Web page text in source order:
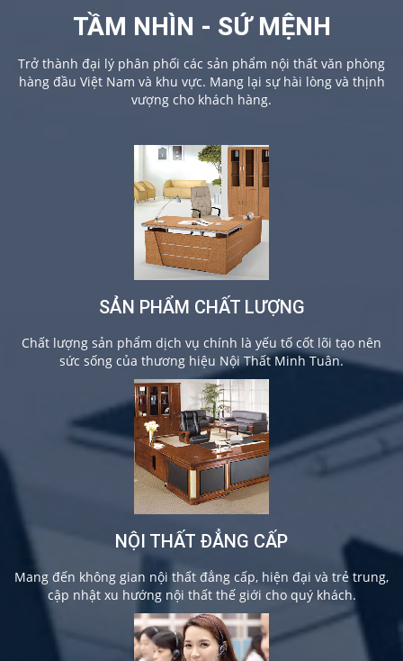
TẦM NHÌN - SỨ MỆNH
Trở thành đại lý phân phối các sản phẩm nội thất văn phòng
hàng đầu Việt Nam và khu vực. Mang lại sự hài lòng và thịnh
vượng cho khách hàng.
SẢN PHẨM CHẤT LƯỢNG
Chất lượng sản phẩm dịch vụ chính là yếu tố cốt lõi tạo nên
sức sống của thương hiệu Nội Thất Minh Tuân.
NỘI THẤT ĐẲNG CẤP
Mang đến không gian nội thất đẳng cấp, hiện đại và trẻ trung,
cập nhật xu hướng nội thất thế giới cho quý khách.